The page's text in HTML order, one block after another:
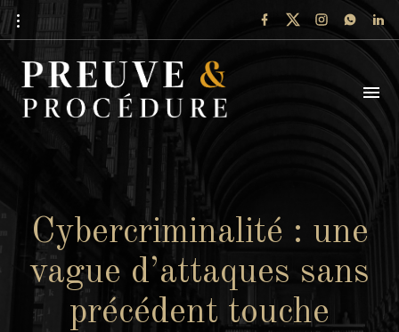
Cybercriminalité : une
vague d’attaques sans
précédent touche